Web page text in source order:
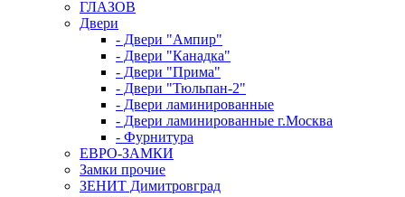
ГЛАЗОВ
Двери
- Двери "Ампир"
- Двери "Канадка"
- Двери "Прима"
- Двери "Тюльпан-2"
- Двери ламинированные
- Двери ламинированные г.Москва
- Фурнитура
ЕВРО-ЗАМКИ
Замки прочие
ЗЕНИТ Димитровград